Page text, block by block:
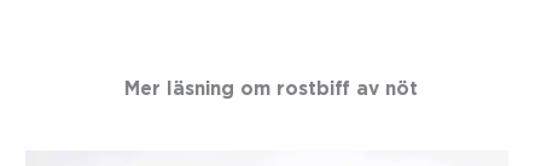
Mer läsning om rostbiff av nöt